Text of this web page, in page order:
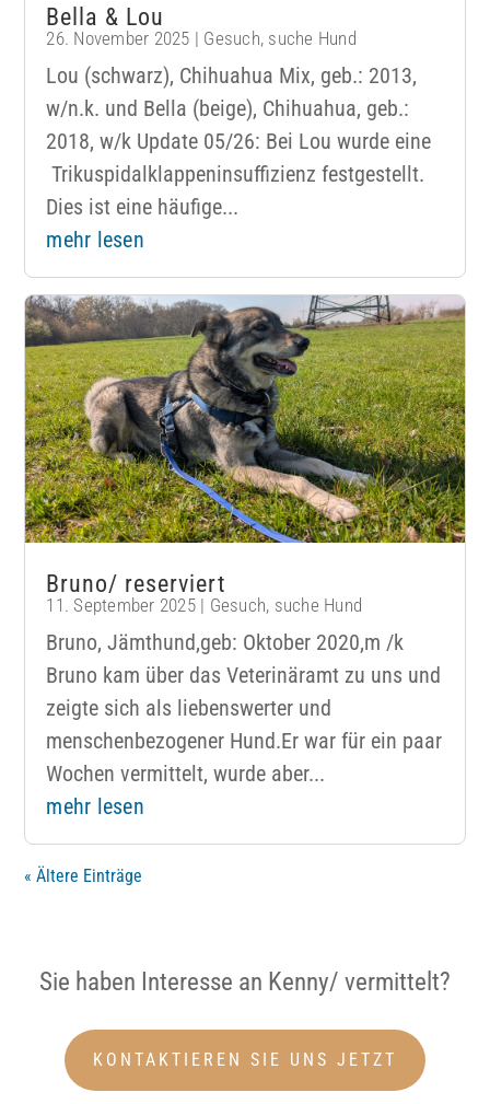
Bella & Lou
26. November 2025 | Gesuch, suche Hund
Lou (schwarz), Chihuahua Mix, geb.: 2013,
w/n.k. und Bella (beige), Chihuahua, geb.:
2018, w/k Update 05/26: Bei Lou wurde eine
Trikuspidalklappeninsuffizienz festgestellt.
Dies ist eine häufige...
mehr lesen
Bruno/ reserviert
11. September 2025| Gesuch, suche Hund
Bruno, Jämthund,geb: Oktober 2020,m /k
Bruno kam über das Veterinäramt zu uns und
zeigte sich als liebenswerter und
menschenbezogener Hund.Er war für ein paar
Wochen vermittelt, wurde aber...
mehr lesen
« Ältere Einträge
Sie haben Interesse an Kenny/ vermittelt?
KONTAKTIEREN SIE UNS JETZT